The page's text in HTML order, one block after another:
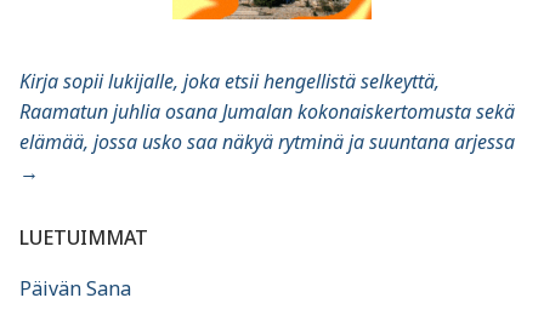
Kirja sopii lukijalle, joka etsii hengellistä selkeyttä,
Raamatun juhlia osana Jumalan kokonaiskertomusta sekä
elämää, jossa usko saa näkyä rytminä ja suuntana arjessa
→
LUETUIMMAT
Päivän Sana